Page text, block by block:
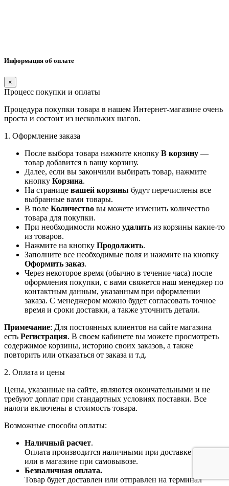
Информация об оплате
×
Процесс покупки и оплаты
Процедура покупки товара в нашем Интернет-магазине очень
проста и состоит из нескольких шагов.
1. Оформление заказа
После выбора товара нажмите кнопку В корзину —
товар добавится в вашу корзину.
Далее, если вы закончили выбирать товар, нажмите
кнопку Корзина.
На странице вашей корзины будут перечислены все
выбранные вами товары.
В поле Количество вы можете изменить количество
товара для покупки.
При необходимости можно удалить из корзины какие-то
из товаров.
Нажмите на кнопку Продолжить.
Заполните все необходимые поля и нажмите на кнопку
Оформить заказ.
Через некоторое время (обычно в течение часа) после
оформления покупки, с вами свяжется наш менеджер по
контактным данным, указанным при оформлении
заказа. С менеджером можно будет согласовать точное
время и сроки доставки, а также уточнить детали.
Примечание: Для постоянных клиентов на сайте магазина
есть Регистрация. В своем кабинете вы можете просмотреть
содержимое корзины, историю своих заказов, а также
повторить или отказаться от заказа и т.д.
2. Оплата и цены
Цены, указанные на сайте, являются окончательными и не
требуют доплат при стандартных условиях поставки. Все
налоги включены в стоимость товара.
Возможные способы оплаты:
Наличный расчет.
Оплата производится наличными при доставке товара
или в магазине при самовывозе.
Безналичная оплата.
Товар будет доставлен или отправлен на терминал